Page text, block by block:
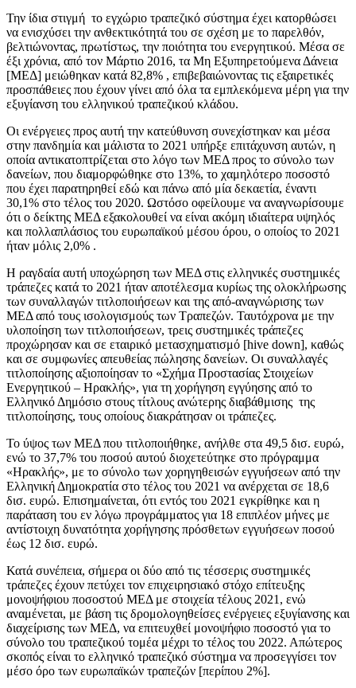
Την ίδια στιγμή το εγχώριο τραπεζικό σύστημα έχει κατορθώσει
να ενισχύσει την ανθεκτικότητά του σε σχέση με το παρελθόν,
βελτιώνοντας, πρωτίστως, την ποιότητα του ενεργητικού. Μέσα σε
έξι χρόνια, από τον Μάρτιο 2016, τα Μη Εξυπηρετούμενα Δάνεια
[ΜΕΔ] μειώθηκαν κατά 82,8% , επιβεβαιώνοντας τις εξαιρετικές
προσπάθειες που έχουν γίνει από όλα τα εμπλεκόμενα μέρη για την
εξυγίανση του ελληνικού τραπεζικού κλάδου.
Οι ενέργειες προς αυτή την κατεύθυνση συνεχίστηκαν και μέσα
στην πανδημία και μάλιστα το 2021 υπήρξε επιτάχυνση αυτών, η
οποία αντικατοπτρίζεται στο λόγο των ΜΕΔ προς το σύνολο των
δανείων, που διαμορφώθηκε στο 13%, το χαμηλότερο ποσοστό
που έχει παρατηρηθεί εδώ και πάνω από μία δεκαετία, έναντι
30,1% στο τέλος του 2020. Ωστόσο οφείλουμε να αναγνωρίσουμε
ότι ο δείκτης ΜΕΔ εξακολουθεί να είναι ακόμη ιδιαίτερα υψηλός
και πολλαπλάσιος του ευρωπαϊκού μέσου όρου, ο οποίος το 2021
ήταν μόλις 2,0% .
Η ραγδαία αυτή υποχώρηση των ΜΕΔ στις ελληνικές συστημικές
τράπεζες κατά το 2021 ήταν αποτέλεσμα κυρίως της ολοκλήρωσης
των συναλλαγών τιτλοποιήσεων και της από-αναγνώρισης των
ΜΕΔ από τους ισολογισμούς των Τραπεζών. Ταυτόχρονα με την
υλοποίηση των τιτλοποιήσεων, τρεις συστημικές τράπεζες
προχώρησαν και σε εταιρικό μετασχηματισμό [hive down], καθώς
και σε συμφωνίες απευθείας πώλησης δανείων. Οι συναλλαγές
τιτλοποίησης αξιοποίησαν το «Σχήμα Προστασίας Στοιχείων
Ενεργητικού – Ηρακλής», για τη χορήγηση εγγύησης από το
Ελληνικό Δημόσιο στους τίτλους ανώτερης διαβάθμισης της
τιτλοποίησης, τους οποίους διακράτησαν οι τράπεζες.
Το ύψος των ΜΕΔ που τιτλοποιήθηκε, ανήλθε στα 49,5 δισ. ευρώ,
ενώ το 37,7% του ποσού αυτού διοχετεύτηκε στο πρόγραμμα
«Ηρακλής», με το σύνολο των χορηγηθεισών εγγυήσεων από την
Ελληνική Δημοκρατία στο τέλος του 2021 να ανέρχεται σε 18,6
δισ. ευρώ. Επισημαίνεται, ότι εντός του 2021 εγκρίθηκε και η
παράταση του εν λόγω προγράμματος για 18 επιπλέον μήνες με
αντίστοιχη δυνατότητα χορήγησης πρόσθετων εγγυήσεων ποσού
έως 12 δισ. ευρώ.
Κατά συνέπεια, σήμερα οι δύο από τις τέσσερις συστημικές
τράπεζες έχουν πετύχει τον επιχειρησιακό στόχο επίτευξης
μονοψήφιου ποσοστού ΜΕΔ με στοιχεία τέλους 2021, ενώ
αναμένεται, με βάση τις δρομολογηθείσες ενέργειες εξυγίανσης και
διαχείρισης των ΜΕΔ, να επιτευχθεί μονοψήφιο ποσοστό για το
σύνολο του τραπεζικού τομέα μέχρι το τέλος του 2022. Απώτερος
σκοπός είναι το ελληνικό τραπεζικό σύστημα να προσεγγίσει τον
μέσο όρο των ευρωπαϊκών τραπεζών [περίπου 2%].